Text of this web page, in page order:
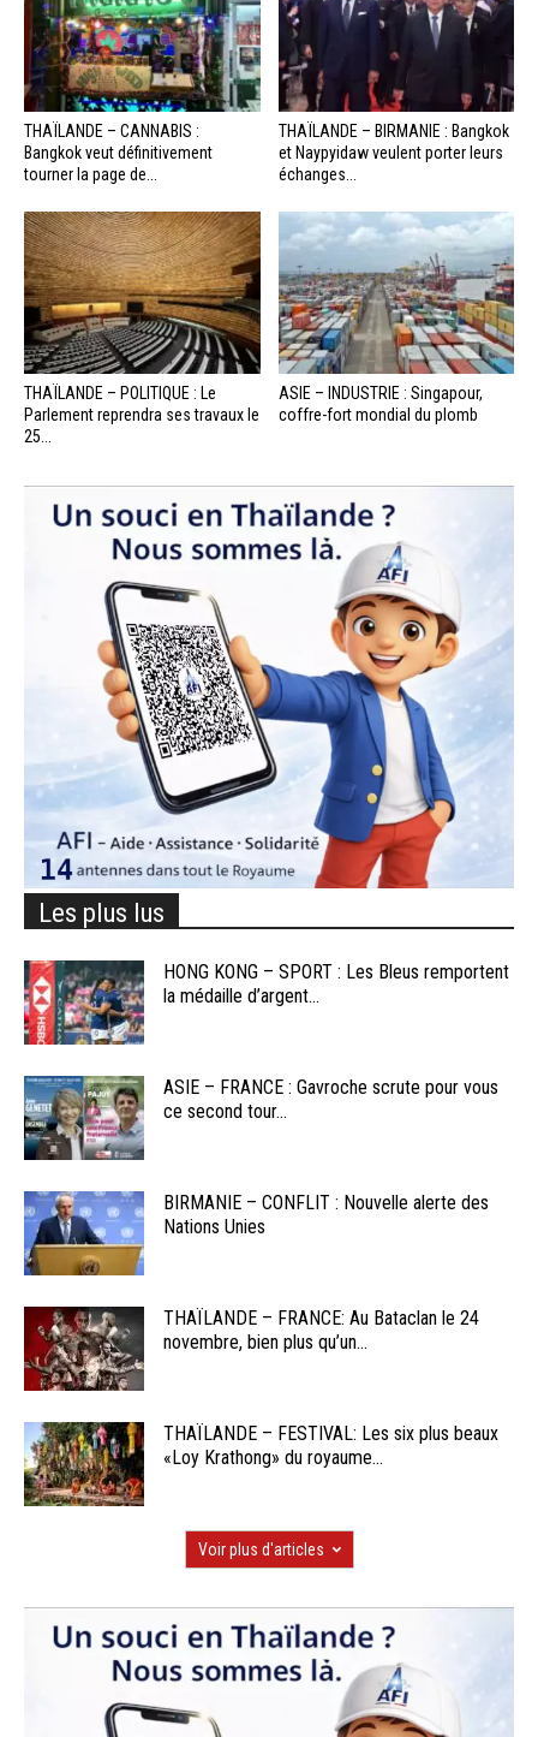
THAÏLANDE – CANNABIS :
Bangkok veut définitivement
tourner la page de...
THAÏLANDE – BIRMANIE : Bangkok
et Naypyidaw veulent porter leurs
échanges...
THAÏLANDE – POLITIQUE : Le
Parlement reprendra ses travaux le
25...
ASIE – INDUSTRIE : Singapour,
coffre-fort mondial du plomb
Les plus lus
HONG KONG – SPORT : Les Bleus remportent
la médaille d’argent...
ASIE – FRANCE : Gavroche scrute pour vous
ce second tour...
BIRMANIE – CONFLIT : Nouvelle alerte des
Nations Unies
THAÏLANDE – FRANCE: Au Bataclan le 24
novembre, bien plus qu’un...
THAÏLANDE – FESTIVAL: Les six plus beaux
«Loy Krathong» du royaume...
Voir plus d'articles